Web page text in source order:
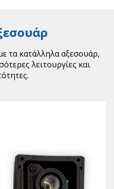
τα κατάλληλα αξεσουάρ,
λειτουργίες και